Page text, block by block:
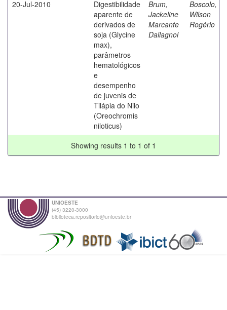
20-Jul-2010
Digestibilidade
aparente de
derivados de
soja (Glycine
max),
parâmetros
hematológicos
e
desempenho
de juvenis de
Tilápia do Nilo
(Oreochromis
niloticus)
Brum,
Jackeline
Marcante
Dallagnol
Boscolo,
Wilson
Rogério
Showing results 1 to 1 of 1
UNIOESTE
(45) 3220-3000
biblioteca.repositorio@unioeste.br